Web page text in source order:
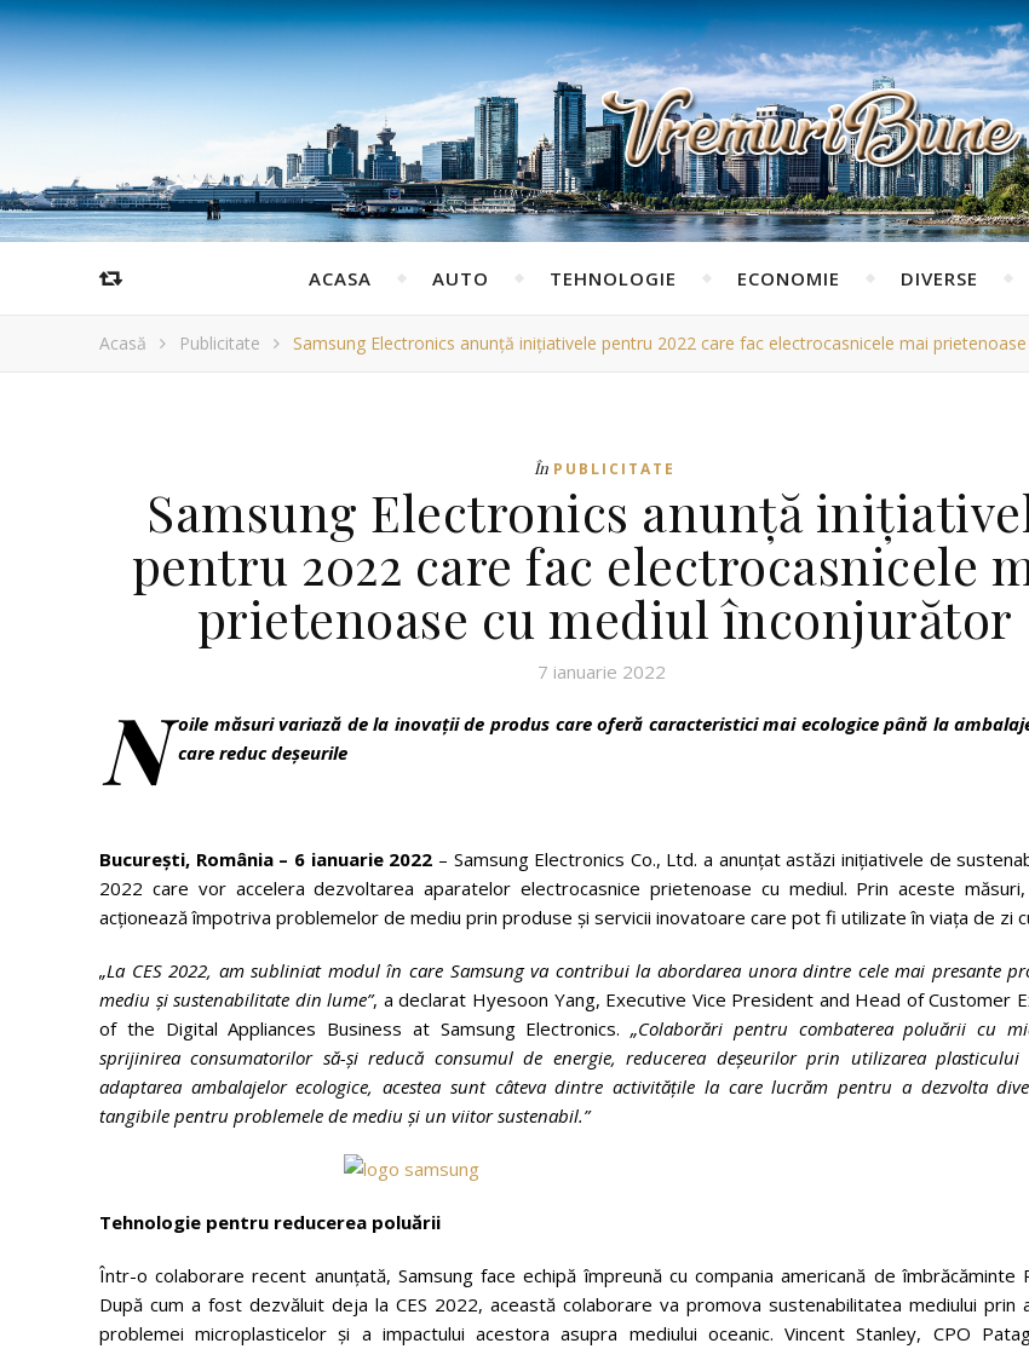
ACASA AUTO TEHNOLOGIE ECONOMIE DIVERSE
Acasă Publicitate Samsung Electronics anunță inițiativele pentru 2022 care fac electrocasnicele mai
În PUBLICITATE
Samsung Electronics anunță
pentru 2022 care fac electrocasnicele
prietenoase cu mediul înconjurător
7 ianuarie 2022
N oile măsuri variază de la inovații de produs care oferă caracteristici mai ecologice până la
care reduc deșeurile
București, România – 6 ianuarie 2022 – Samsung Electronics Co., Ltd. a anunțat astăzi inițiativele de
2022 care vor accelera dezvoltarea aparatelor electrocasnice prietenoase cu mediul. Prin aceste măsuri,
acționează împotriva problemelor de mediu prin produse și servicii inovatoare care pot fi utilizate în viața de zi
„La CES 2022, am subliniat modul în care Samsung va contribui la abordarea unora dintre cele mai presante
mediu și sustenabilitate din lume”, a declarat Hyesoon Yang, Executive Vice President and Head of Customer
of the Digital Appliances Business at Samsung Electronics.„Colaborări pentru combaterea poluării cu
sprijinirea consumatorilor să-și reducă consumul de energie, reducerea deșeurilor prin utilizarea plasticului
adaptarea ambalajelor ecologice, acestea sunt câteva dintre activitățile la care lucrăm pentru a dezvolta
tangibile pentru problemele de mediu și un viitor sustenabil.”
Tehnologie pentru reducerea poluării
Într-o colaborare recent anunțată, Samsung face echipă împreună cu compania americană de îmbrăcăminte
După cum a fost dezvăluit deja la CES 2022, această colaborare va promova sustenabilitatea mediului prin
problemei microplasticelor și a impactului acestora asupra mediului oceanic. Vincent Stanley, CPO